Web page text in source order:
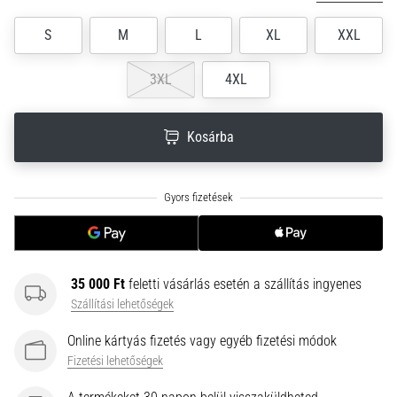
neki
készíts
Téged
vonz
ami
egy
mindig
más?
S M L XL XXL
3XL 4XL
Kosárba
35 000 Ft feletti vásárlás esetén a szállítás ingyenes
Szállítási lehetőségek
Online kártyás fizetés vagy egyéb fizetési módok
Fizetési lehetőségek